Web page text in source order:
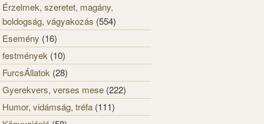
Érzelmek, szeretet, magány,
boldogság, vágyakozás (554)
Esemény (16)
festmények (10)
FurcsÁllatok (28)
Gyerekvers, verses mese (222)
Humor, vidámság, tréfa (111)